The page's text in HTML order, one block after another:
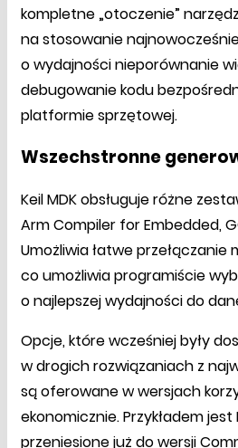
kompletne „otoczenie”
na stosowanie
o wydajności nieporównanie
debugowanie kodu
platformie sprzętowej.
Wszechstronne
Keil MDK obsługuje różne
Arm Compiler for Embedded,
Umożliwia łatwe przełączanie
co umożliwia programiście
o najlepszej wydajności do
Opcje, które wcześniej były
w drogich rozwiązaniach z
są oferowane w wersjach
ekonomicznie. Przykładem
przeniesione już do wersji